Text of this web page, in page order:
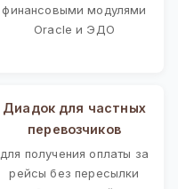
финансовыми модулями
Oracle и ЭДО
Диадок для частных
перевозчиков
для получения оплаты за
рейсы без пересылки